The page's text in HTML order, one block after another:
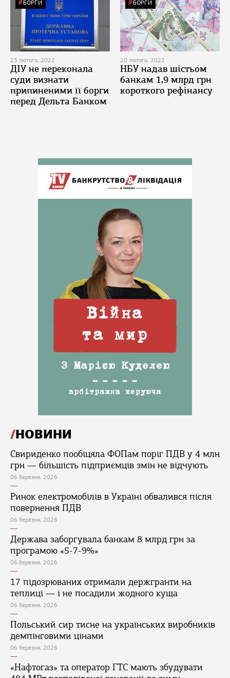
БОРГИ
23 лютого, 2022
ДІУ не переконала
суди визнати
припиненими її борги
перед Дельта Банком
БОРГИ
20 лютого, 2022
НБУ надав шістьом
банкам 1,9 млрд грн
короткого рефінансу
НОВИНИ
Свириденко пообіцяла ФОПам поріг ПДВ у 4 млн
грн — більшість підприємців змін не відчують
06 березня, 2026
Ринок електромобілів в Україні обвалився після
повернення ПДВ
06 березня, 2026
Держава заборгувала банкам 8 млрд грн за
програмою «5-7-9%»
06 березня, 2026
17 підозрюваних отримали держгранти на
теплиці — і не посадили жодного куща
06 березня, 2026
Польський сир тисне на українських виробників
демпінговими цінами
06 березня, 2026
«Нафтогаз» та оператор ГТС мають збудувати